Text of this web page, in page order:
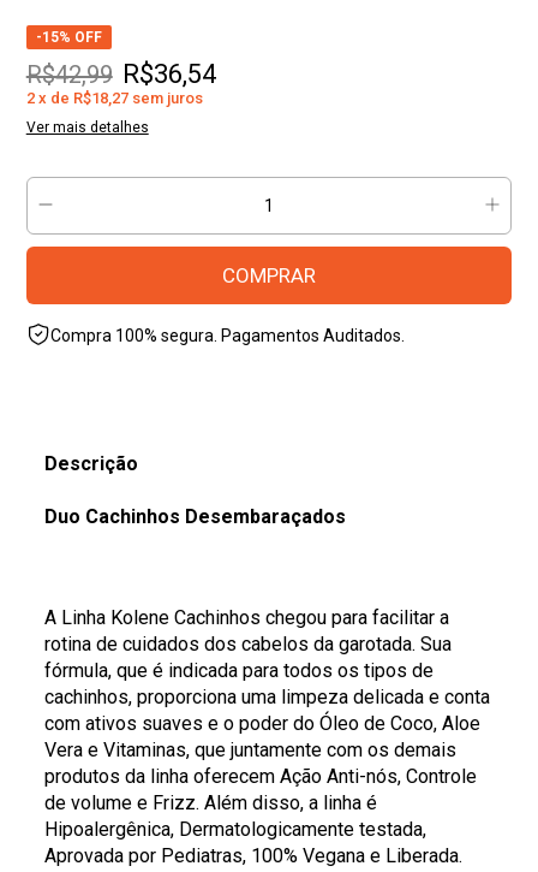
-15% OFF
R$42,99 R$36,54
2 x de R$18,27 sem juros
Ver mais detalhes
Compra 100% segura. Pagamentos Auditados.
Descrição
Duo Cachinhos Desembaraçados
A Linha Kolene Cachinhos chegou para facilitar a
rotina de cuidados dos cabelos da garotada. Sua
fórmula, que é indicada para todos os tipos de
cachinhos, proporciona uma limpeza delicada e conta
com ativos suaves e o poder do Óleo de Coco, Aloe
Vera e Vitaminas, que juntamente com os demais
produtos da linha oferecem Ação Anti-nós, Controle
de volume e Frizz. Além disso, a linha é
Hipoalergênica, Dermatologicamente testada,
Aprovada por Pediatras, 100% Vegana e Liberada.